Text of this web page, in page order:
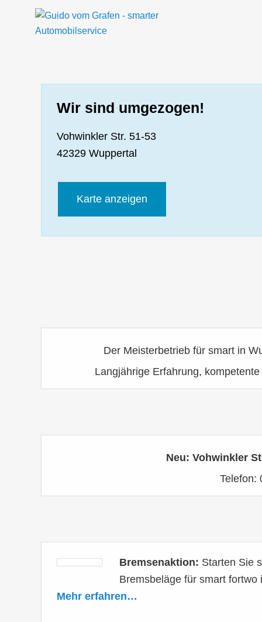
Wir sind umgezogen!
Vohwinkler Str. 51-53
42329 Wuppertal
Karte anzeigen
Der Meisterbetrieb für smart in
Langjährige Erfahrung,
Neu: Vohwinkler
Telefon:
Bremsenaktion: Starten Sie
Bremsbeläge für smart fortwo
Mehr erfahren…